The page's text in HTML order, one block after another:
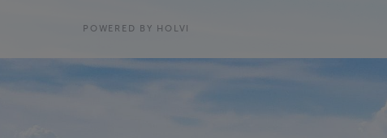
POWERED BY HOLVI